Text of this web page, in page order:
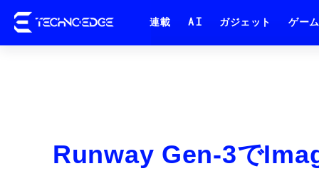
連載 AI ガジェット ゲーム
Runway Gen-3で